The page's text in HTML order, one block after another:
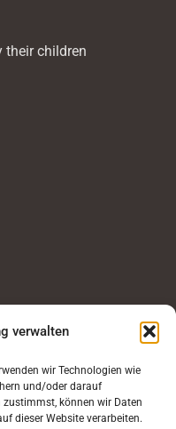
verwalten
wir Technologien wie
und/oder darauf
können wir Daten
dieser Website verarbeiten.
their children